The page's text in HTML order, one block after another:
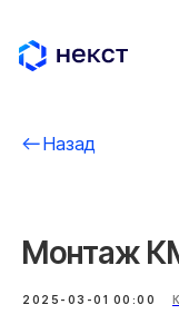
Монтаж
2025-03-01 00:00